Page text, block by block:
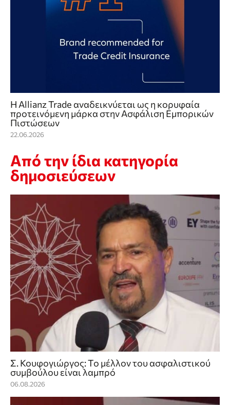
Η Allianz Trade αναδεικνύεται ως η κορυφαία
προτεινόμενη μάρκα στην Ασφάλιση Εμπορικών
Πιστώσεων
22.06.2026
Από την ίδια κατηγορία
δημοσιεύσεων
Σ. Κουφογιώργος: To μέλλον του ασφαλιστικού
συμβούλου είναι λαμπρό
06.08.2026